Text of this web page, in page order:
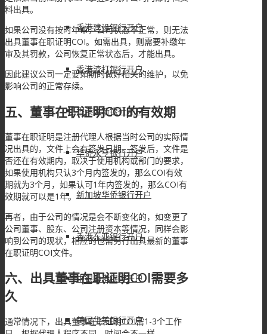
香港建设银行开户
香港渣打银行开户
香港大新银行开户
华侨永亨银行开户
新加坡华侨银行开户
香港东亚银行开户
中银香港银行开户
美国华美银行开户
料出具。
如果公司没有按时年审，公司状态不正常，则无法
出具董事在职证明COI。如需出具，则需要补缴年
审及其罚款，公司恢复正常状态后，才能出具。
因此建议公司一定要如期的做好相关的维护，以免
影响公司的正常存续。
五、董事在职证明COI的有效期
董事在职证明是注册代理人根据当时公司的实际情
况出具的，文件上会有签发日期。签发后，文件是
否还在有效期内，取决于使用机构或部门的要求，
如果使用机构只认3个月内签发的，那么COI有效
期就为3个月，如果认可1年内签发的，那么COI有
效期就可以是1年。
再者，由于公司的情况是会不断变化的，如变更了
公司董事、股东、公司注册资本等情况，同样会影
响到公司的现状，相应的也需另行出具最新的董事
在职证明COI文件。
六、出具董事在职证明COI需要多
久
通常情况下，出具董事在职证明COI需1-3个工作